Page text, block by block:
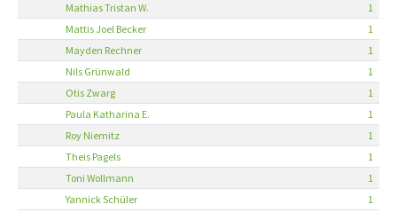
Mathias Tristan W.
1
Mattis Joel Becker
1
Mayden Rechner
1
Nils Grünwald
1
Otis Zwarg
1
Paula Katharina E.
1
Roy Niemitz
1
Theis Pagels
1
Toni Wollmann
1
Yannick Schüler
1